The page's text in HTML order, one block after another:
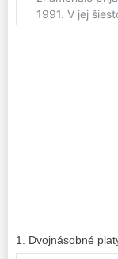
1. Dvojnásobné